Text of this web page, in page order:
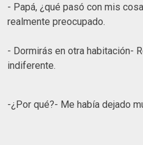
- Papá, ¿qué pasó con mis
realmente preocupado.
- Dormirás en otra habitación-
indiferente.
-¿Por qué?- Me había dejado